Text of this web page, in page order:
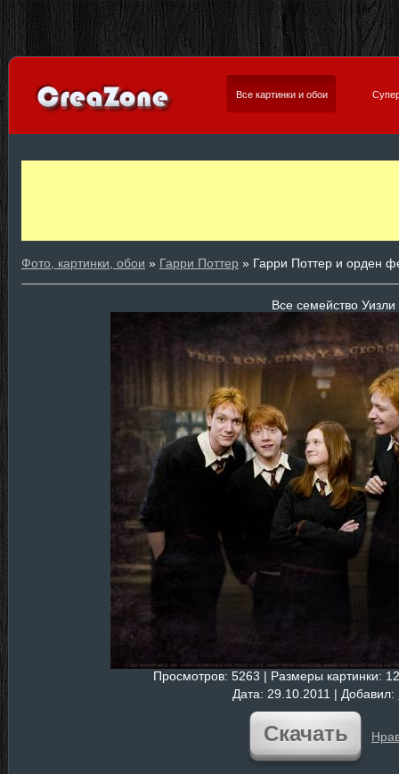
Все картинки и обои
Фото, картинки, обои » Гарри Поттер » Гарри Поттер и орден
Все семейство Уизли
Просмотров: 5263 | Размеры картинки:
Дата: 29.10.2011 | Добавил:
Скачать